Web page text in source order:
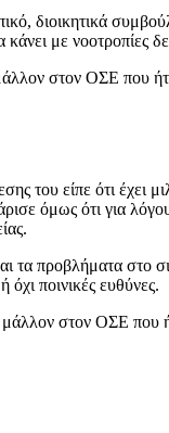
διοικητικά
με νοοτροπίες
στον ΟΣΕ που
είπε ότι έχει
όμως ότι για
τα προβλήματα
ποινικές ευθύνες.
μάλλον στον ΟΣΕ